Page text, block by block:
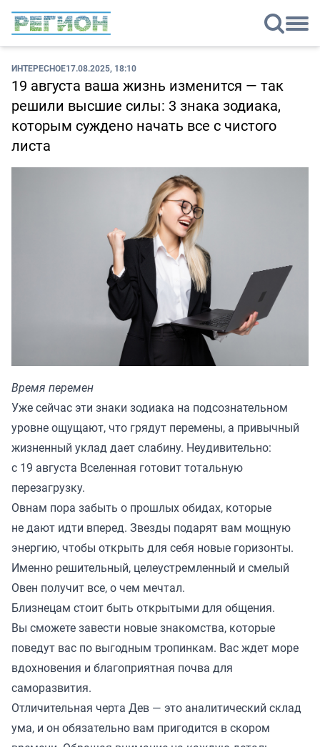
ИНТЕРЕСНОЕ17.08.2025, 18:10
19 августа ваша жизнь изменится — так
решили высшие силы: 3 знака зодиака,
которым суждено начать все с чистого
листа
Время перемен
Уже сейчас эти знаки зодиака на подсознательном
уровне ощущают, что грядут перемены, а привычный
жизненный уклад дает слабину. Неудивительно:
с 19 августа Вселенная готовит тотальную
перезагрузку.
Овнам пора забыть о прошлых обидах, которые
не дают идти вперед. Звезды подарят вам мощную
энергию, чтобы открыть для себя новые горизонты.
Именно решительный, целеустремленный и смелый
Овен получит все, о чем мечтал.
Близнецам стоит быть открытыми для общения.
Вы сможете завести новые знакомства, которые
поведут вас по выгодным тропинкам. Вас ждет море
вдохновения и благоприятная почва для
саморазвития.
Отличительная черта Дев — это аналитический склад
ума, и он обязательно вам пригодится в скором